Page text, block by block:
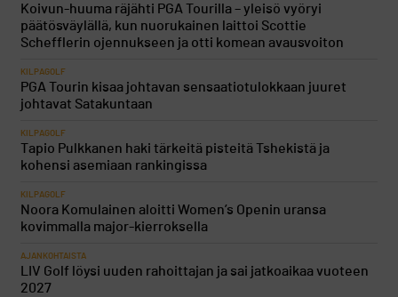
Koivun-huuma räjähti PGA Tourilla – yleisö vyöryi
päätösväylällä, kun nuorukainen laittoi Scottie
Schefflerin ojennukseen ja otti komean avausvoiton
KILPAGOLF
PGA Tourin kisaa johtavan sensaatiotulokkaan juuret
johtavat Satakuntaan
KILPAGOLF
Tapio Pulkkanen haki tärkeitä pisteitä Tshekistä ja
kohensi asemiaan rankingissa
KILPAGOLF
Noora Komulainen aloitti Women’s Openin uransa
kovimmalla major-kierroksella
AJANKOHTAISTA
LIV Golf löysi uuden rahoittajan ja sai jatkoaikaa vuoteen
2027